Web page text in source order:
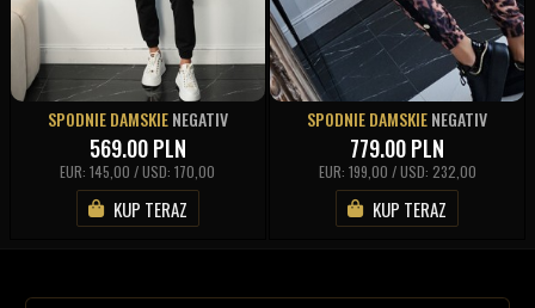
SPODNIE DAMSKIENEGATIV
569.00PLN
EUR: 145,00 / USD: 170,00
KUP TERAZ
SPODNIE DAMSKIENEGATIV
779.00PLN
EUR: 199,00 / USD: 232,00
KUP TERAZ